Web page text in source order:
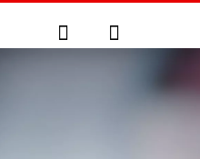
Suche Anmelden